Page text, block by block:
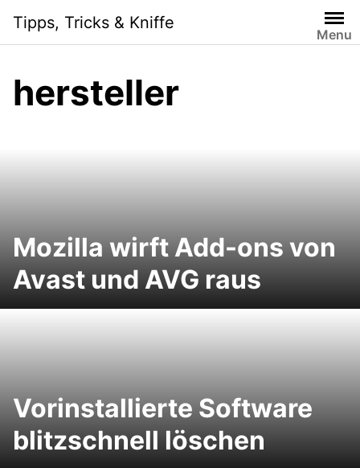
content
Tipps, Tricks & Kniffe
Menu
hersteller
Mozilla wirft Add-ons von
Avast und AVG raus
Vorinstallierte Software
blitzschnell löschen